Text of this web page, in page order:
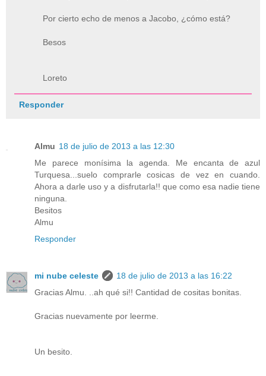
Por cierto echo de menos a Jacobo, ¿cómo está?
Besos
Loreto
Responder
Almu 18 de julio de 2013 a las 12:30
Me parece monísima la agenda. Me encanta de azul
Turquesa...suelo comprarle cosicas de vez en cuando.
Ahora a darle uso y a disfrutarla!! que como esa nadie tiene
ninguna.
Besitos
Almu
Responder
mi nube celeste
18 de julio de 2013 a las 16:22
Gracias Almu. ..ah qué si!! Cantidad de cositas bonitas.
Gracias nuevamente por leerme.
Un besito.